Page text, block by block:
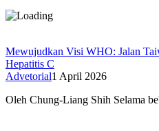
Mewujudkan Visi WHO: Jalan
Hepatitis C
Advetorial1 April 2026
Oleh Chung-Liang Shih Selama